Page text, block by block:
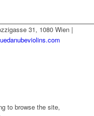
31, 1080 Wien |
to browse the site,